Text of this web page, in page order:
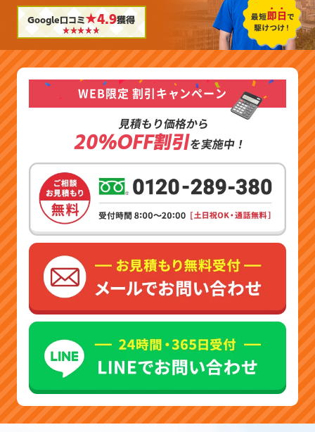
Google口コミ★4.9獲得
WEB限定 割引キャンペーン
見積もり価格から
20%OFF割引を実施中！